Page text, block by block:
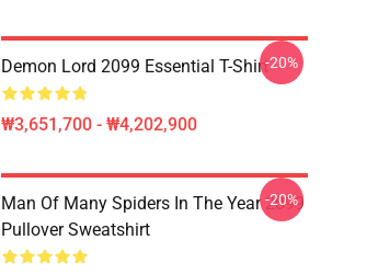
Demon Lord 2099 Essential T-Shirt
₩3,651,700 - ₩4,202,900
-20%
Man Of Many Spiders In The Year 2099
Pullover Sweatshirt
-20%